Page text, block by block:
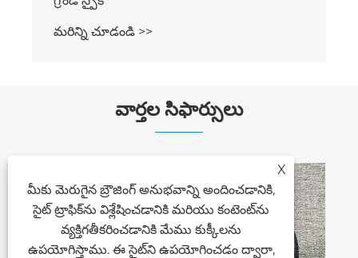
మరిన్ని చూడండి >>
వార్తల సిఫార్సులు
X
మీకు మెరుగైన బ్రౌజింగ్ అనుభవాన్ని అందించడానికి,
సైట్ ట్రాఫిక్‌ను విశ్లేషించడానికి మరియు కంటెంట్‌ను
వ్యక్తిగతీకరించడానికి మేము కుక్కీలను
ఉపయోగిస్తాము. ఈ సైట్‌ని ఉపయోగించడం ద్వారా,